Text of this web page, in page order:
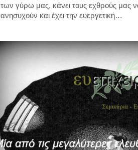
των γύρω μας, κάνει τους εχθρούς μας
ανησυχούν και έχει την ευεργετική…